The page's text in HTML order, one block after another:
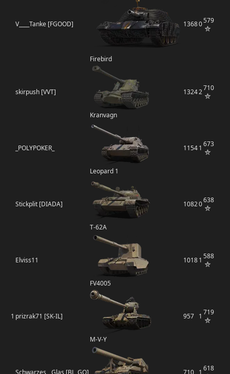
V____Tanke [FGOOD]
Firebird
13680579
skirpush [VVT]
Kranvagn
13242710
_POLYPOKER_
Leopard 1
11541 673
Stickplit [DIADA]
Т-62А
10820638
Elviss11
FV4005
10181 588
1 prizrak71 [SK-IL]
M-V-Y
957 1 719
Schwarzes__Glas [BL_GO] 710 1 618